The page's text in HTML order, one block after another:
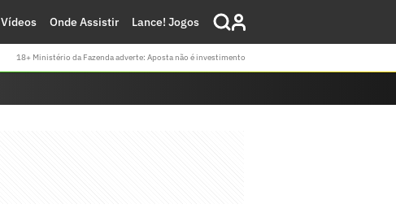
Vídeos Onde Assistir Lance! Jogos
18+ Ministério da Fazenda adverte: Aposta não é investimento